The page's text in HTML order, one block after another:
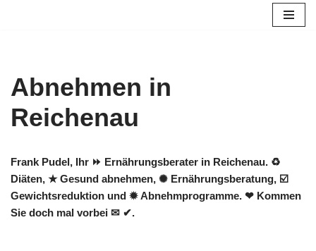
Abnehmen in
Reichenau
Frank Pudel, Ihr ⏩ Ernährungsberater in Reichenau. ♻
Diäten, ★ Gesund abnehmen, ✺ Ernährungsberatung, ☑️
Gewichtsreduktion und ✹ Abnehmprogramme. ❤ Kommen
Sie doch mal vorbei ✉ ✔.